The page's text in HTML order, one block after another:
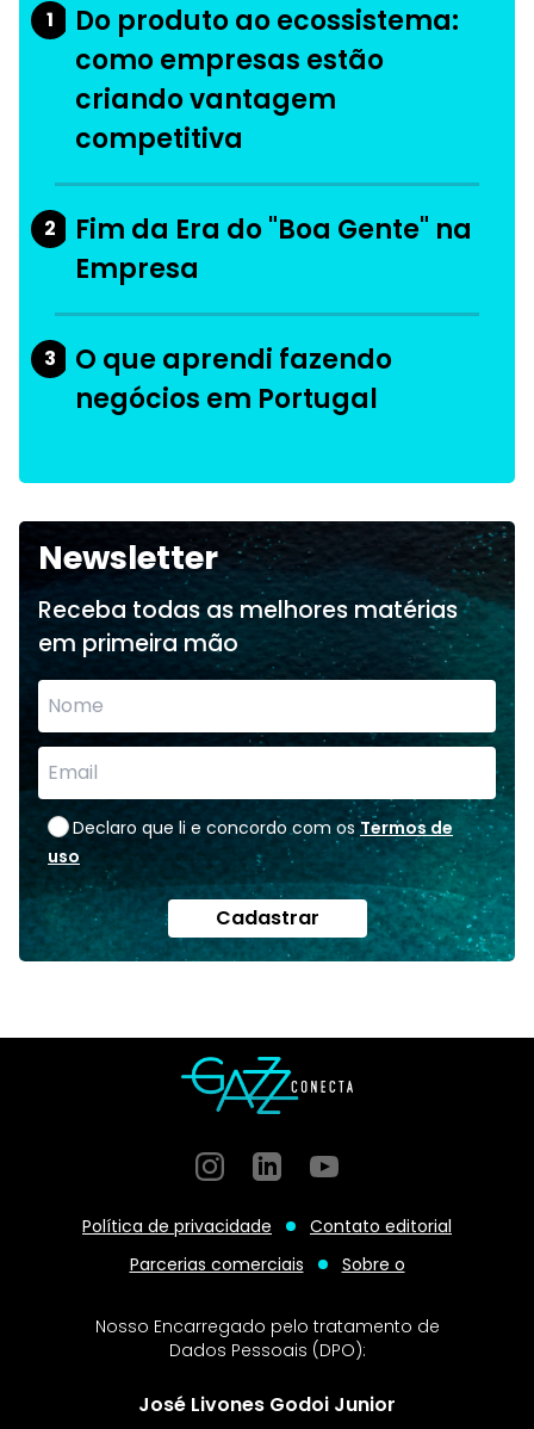
1
Do produto ao ecossistema:
como empresas estão
criando vantagem
competitiva
2
Fim da Era do "Boa Gente" na
Empresa
3
O que aprendi fazendo
negócios em Portugal
Newsletter
Receba todas as melhores matérias
em primeira mão
Declaro que li e concordo com os Termos de
uso
Cadastrar
InstagramGitHubGitHub
Política de privacidade
Contato editorial
Parcerias comerciais
Sobre o
Nosso Encarregado pelo tratamento de
Dados Pessoais (DPO):
José Livones Godoi Junior